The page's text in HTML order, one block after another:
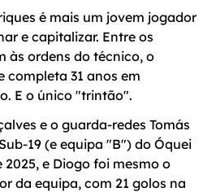
é mais um jovem jogador
e capitalizar. Entre os
às ordens do técnico, o
completa 31 anos em
E o único "trintão".
e o guarda-redes Tomás
19 (e equipa "B") do Óquei
e Diogo foi mesmo o
da equipa, com 21 golos na